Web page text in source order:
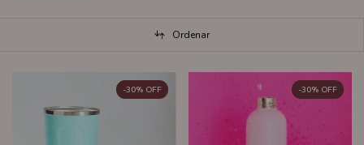
Ordenar
-30% OFF -30% OFF